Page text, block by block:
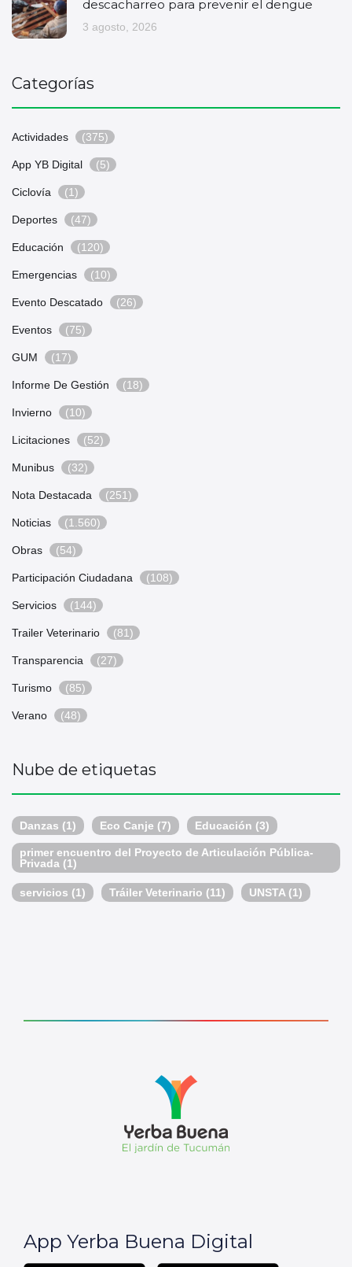
descacharreo para prevenir el dengue
3 agosto, 2026
Categorías
Actividades (375)
App YB Digital (5)
Ciclovía (1)
Deportes (47)
Educación (120)
Emergencias (10)
Evento Descatado (26)
Eventos (75)
GUM (17)
Informe De Gestión (18)
Invierno (10)
Licitaciones (52)
Munibus (32)
Nota Destacada (251)
Noticias (1.560)
Obras (54)
Participación Ciudadana (108)
Servicios (144)
Trailer Veterinario (81)
Transparencia (27)
Turismo (85)
Verano (48)
Nube de etiquetas
Danzas (1) Eco Canje (7) Educación (3)
primer encuentro del Proyecto de Articulación Pública-
Privada (1)
servicios (1) Tráiler Veterinario (11) UNSTA (1)
App Yerba Buena Digital